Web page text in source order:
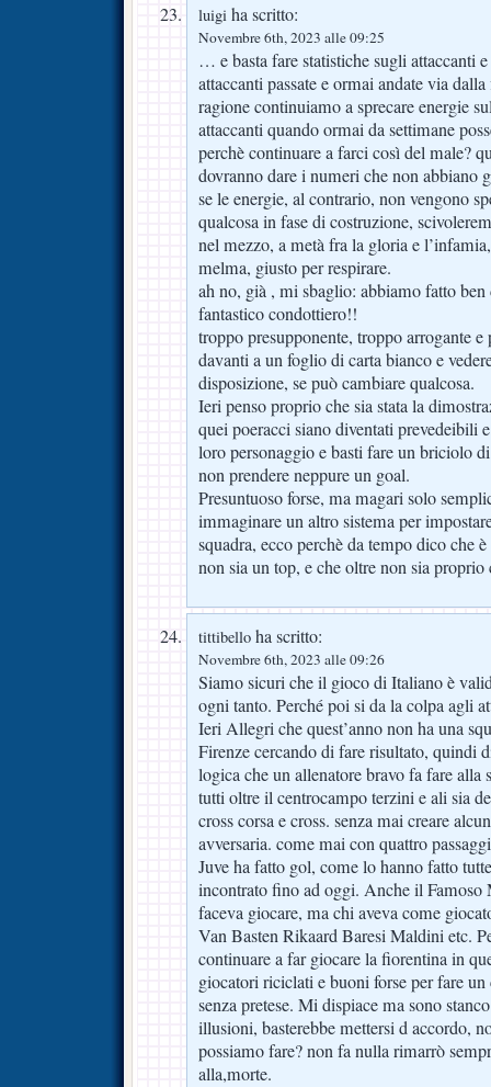
luigi ha scritto:
Novembre 6th, 2023 alle 09:25
… e basta fare statistiche sugli attaccanti
attaccanti passate e ormai andate via
ragione continuiamo a sprecare energie
attaccanti quando ormai da settimane
perchè continuare a farci così del male?
dovranno dare i numeri che non abbiano
se le energie, al contrario, non vengono
qualcosa in fase di costruzione,
nel mezzo, a metà fra la gloria e
melma, giusto per respirare.
ah no, già , mi sbaglio: abbiamo fatto
fantastico condottiero!!
troppo presupponente, troppo arrogante e
davanti a un foglio di carta bianco e
disposizione, se può cambiare qualcosa.
Ieri penso proprio che sia stata la
quei poeracci siano diventati prevedeibili
loro personaggio e basti fare un briciolo
non prendere neppure un goal.
Presuntuoso forse, ma magari solo
immaginare un altro sistema per
squadra, ecco perchè da tempo dico che
non sia un top, e che oltre non sia proprio
tittibello ha scritto:
Novembre 6th, 2023 alle 09:26
Siamo sicuri che il gioco di Italiano è
ogni tanto. Perché poi si da la colpa agli
Ieri Allegri che quest’anno non ha una
Firenze cercando di fare risultato, quindi
logica che un allenatore bravo fa fare alla
tutti oltre il centrocampo terzini e ali sia
cross corsa e cross. senza mai creare
avversaria. come mai con quattro
Juve ha fatto gol, come lo hanno fatto
incontrato fino ad oggi. Anche il Famoso
faceva giocare, ma chi aveva come
Van Basten Rikaard Baresi Maldini etc.
continuare a far giocare la fiorentina in
giocatori riciclati e buoni forse per fare
senza pretese. Mi dispiace ma sono
illusioni, basterebbe mettersi d accordo,
possiamo fare? non fa nulla rimarrò
alla,morte.